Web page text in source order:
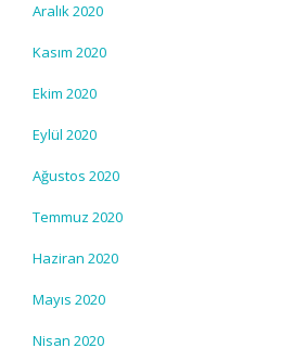
Aralık 2020
Kasım 2020
Ekim 2020
Eylül 2020
Ağustos 2020
Temmuz 2020
Haziran 2020
Mayıs 2020
Nisan 2020